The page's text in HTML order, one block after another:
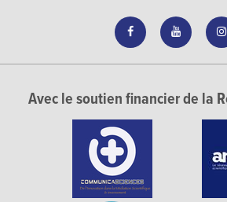
Avec le soutien financier de la